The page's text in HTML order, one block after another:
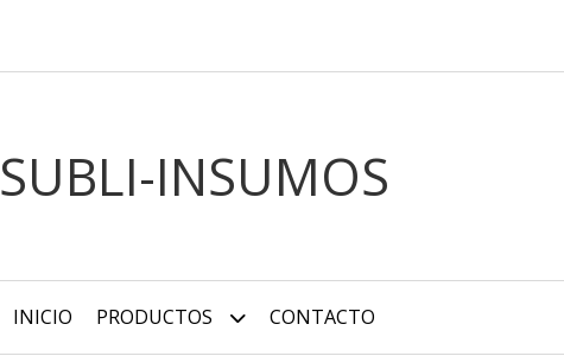
SUBLI-INSUMOS
INICIO PRODUCTOS CONTACTO